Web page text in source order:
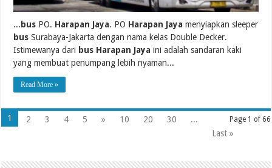
...bus PO. Harapan Jaya. PO Harapan Jaya menyiapkan sleeper
bus Surabaya-Jakarta dengan nama kelas Double Decker.
Istimewanya dari bus Harapan Jaya ini adalah sandaran kaki
yang membuat penumpang lebih nyaman...
Read More »
Page 1 of 66
1 2 3 4 5 » 10 20 30
...
Last »